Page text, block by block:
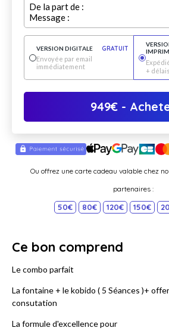
De la part de :
Message :
VERSION DIGITALE
GRATUIT
Envoyée par email
immédiatement
+
949€ -
Ou offrez une carte cadeau valable chez
partenaires :
50€ 80€ 120€ 150€
Ce bon comprend
Le combo parfait
La fontaine + le kobido ( 5 Séances )+
consutation
La formule d'excellence pour